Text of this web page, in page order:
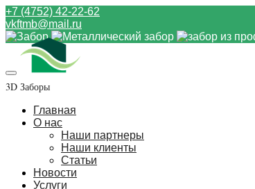
+7 (4752) 42-22-62
vkftmb@mail.ru
3D Заборы
Главная
О нас
Наши партнеры
Наши клиенты
Статьи
Новости
Услуги